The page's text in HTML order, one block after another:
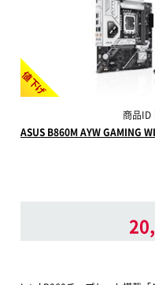
値下げ
商品ID
ASUS B860M AYW GAMING